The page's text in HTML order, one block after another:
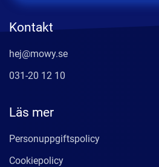
Kontakt
hej@mowy.se
031-20 12 10
Läs mer
Personuppgiftspolicy
Cookiepolicy